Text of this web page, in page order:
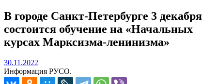
В городе Санкт-Петербурге 3 декабря
состоится обучение на «Начальных
курсах Марксизма-ленинизма»
30.11.2022
Информация РУСО.